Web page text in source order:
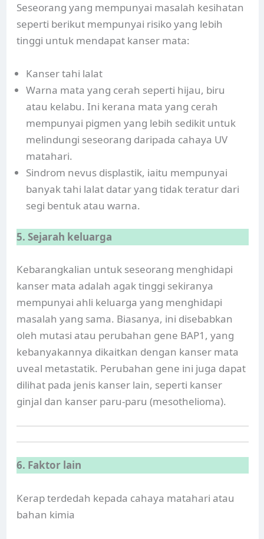
Seseorang yang mempunyai masalah kesihatan
seperti berikut mempunyai risiko yang lebih
tinggi untuk mendapat kanser mata:
Kanser tahi lalat
Warna mata yang cerah seperti hijau, biru
atau kelabu. Ini kerana mata yang cerah
mempunyai pigmen yang lebih sedikit untuk
melindungi seseorang daripada cahaya UV
matahari.
Sindrom nevus displastik, iaitu mempunyai
banyak tahi lalat datar yang tidak teratur dari
segi bentuk atau warna.
5. Sejarah keluarga
Kebarangkalian untuk seseorang menghidapi
kanser mata adalah agak tinggi sekiranya
mempunyai ahli keluarga yang menghidapi
masalah yang sama. Biasanya, ini disebabkan
oleh mutasi atau perubahan gene BAP1, yang
kebanyakannya dikaitkan dengan kanser mata
uveal metastatik. Perubahan gene ini juga dapat
dilihat pada jenis kanser lain, seperti kanser
ginjal dan kanser paru-paru (mesothelioma).
6. Faktor lain
Kerap terdedah kepada cahaya matahari atau
bahan kimia